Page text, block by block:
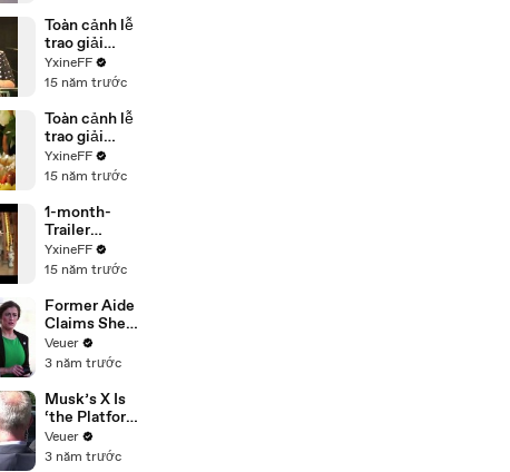
Toàn cảnh lễ
trao giải
YxineFF 2010
YxineFF 2010
Ceremony -
Phần 2
YxineFF
15 năm trước
Toàn cảnh lễ
trao giải
YxineFF 2010
YxineFF 2010
Ceremony -
Phần 1
YxineFF
15 năm trước
1-month-
Trailer
YxineFF
YxineFF
15 năm trước
Former Aide
Claims She
Was Asked to
Make a ‘Hit
Trump
Veuer
3 năm trước
Musk’s X Is
‘the Platform
With the
Largest Ratio
Veuer
3 năm trước